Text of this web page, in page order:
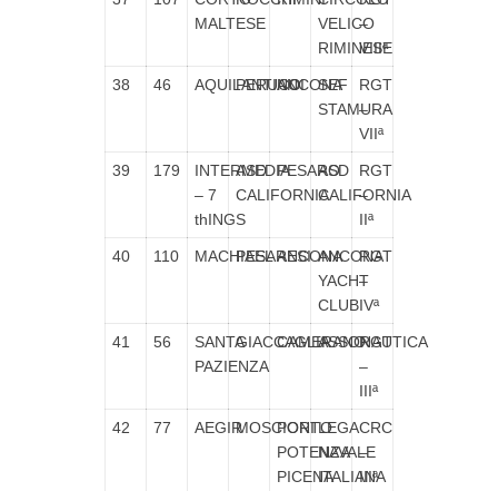
MALTESE
VELICO
RIMINESE
–
VIIIª
38 46 AQUILANTINO
PERUCCIANCONA
SEF
STAMURA
RGT
–
VIIª
39 179
INTERMEDIA
– 7
thINGS
ASD
CALIFORNIA
PESARO
ASD
CALIFORNIA
RGT
–
IIª
40 110 MACHIAELPESARESIANCONAANCONA
YACHT
CLUB
RGT
–
IVª
41 56
SANTA
PAZIENZA
GIACCAGLIA
CAMERANO
ASSONAUTICA
RGT
–
IIIª
42 77 AEGIRMOSCIONI
PORTO
POTENZA
PICENA
LEGA
NAVALE
ITALIANA
CRC
–
IIIª